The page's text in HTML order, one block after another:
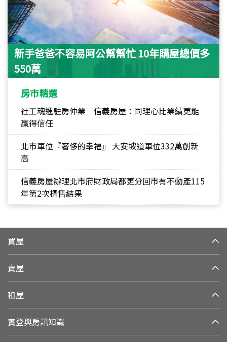
新手爸爸不容易阿公幫幫忙 10年購屋總價多
550萬
房市精選
社工魂進駐房仲業 信義房屋：同理心比業績更能
贏得信任
北市車位『奢侈的幸福』 大安坡道車位332萬創新
高
信義房屋辦理北市府財政局都更分回市有不動產115
年第2次標售結果
買屋
賣屋
租屋
實登與房訊知識